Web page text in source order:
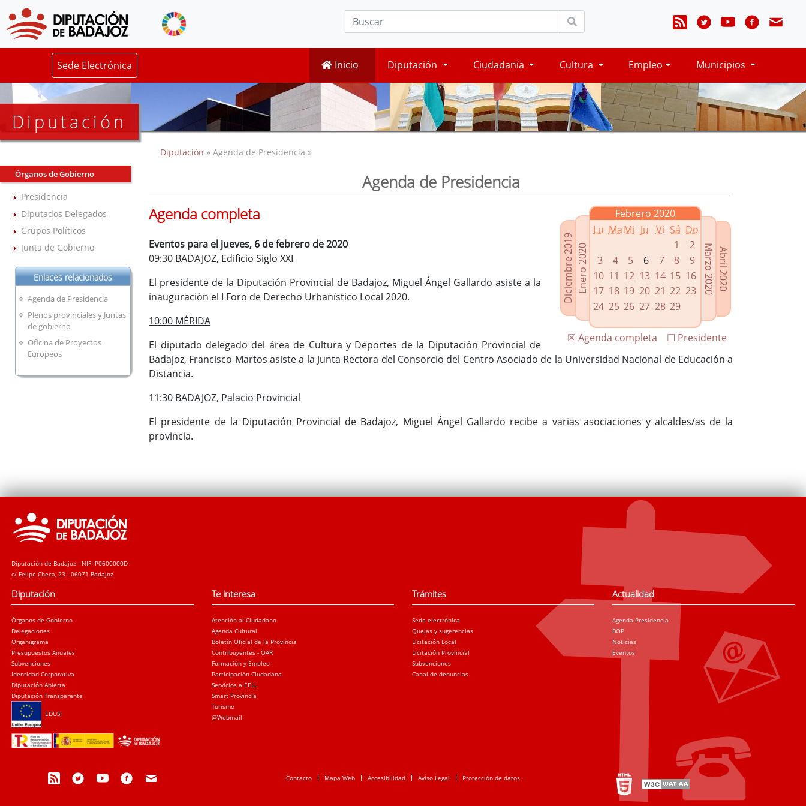
Sede Electrónica Inicio Diputación Ciudadanía Cultura Empleo Municipios
Diputación
Órganos de Gobierno
Presidencia
Diputados Delegados
Grupos Políticos
Junta de Gobierno
Enlaces relacionados
Agenda de Presidencia
Plenos provinciales y Juntas
de gobierno
Oficina de Proyectos
Europeos
Diputación » Agenda de Presidencia »
Agenda de Presidencia
Diciembre 2019Enero 2020
Febrero 2020
Lu MaMi Ju Vi Sá Do
1
2
3
4 5 6 7 8
9
10 11 12 13 14 15 16
17 18 19 20 21 22 23
24 25 26 27 28 29
Abril 2020
Marzo 2020
☐ Presidente
☒ Agenda completa
Agenda completa
Eventos para el jueves, 6 de febrero de 2020
09:30 BADAJOZ, Edificio Siglo XXI
El presidente de la Diputación Provincial de Badajoz, Miguel Ángel Gallardo asiste a la
inauguración el I Foro de Derecho Urbanístico Local 2020.
10:00 MÉRIDA
El diputado delegado del área de Cultura y Deportes de la Diputación Provincial de
Badajoz, Francisco Martos asiste a la Junta Rectora del Consorcio del Centro Asociado de la Universidad Nacional de Educación a
Distancia.
11:30 BADAJOZ, Palacio Provincial
El presidente de la Diputación Provincial de Badajoz, Miguel Ángel Gallardo recibe a varias asociaciones y alcaldes/as de la
provincia.
Diputación de Badajoz - NIF: P0600000D
c/ Felipe Checa, 23 - 06071 Badajoz
Diputación
Órganos de Gobierno
Delegaciones
Organigrama
Presupuestos Anuales
Subvenciones
Identidad Corporativa
Diputación Abierta
Diputación Transparente
EDUSI
Te interesa
Atención al Ciudadano
Agenda Cultural
Boletín Oficial de la Provincia
Contribuyentes - OAR
Formación y Empleo
Participación Ciudadana
Servicios a EELL
Smart Provincia
Turismo
@Webmail
Trámites
Sede electrónica
Quejas y sugerencias
Licitación Local
Licitación Provincial
Subvenciones
Canal de denuncias
Actualidad
Agenda Presidencia
BOP
Noticias
Eventos
Contacto Mapa Web Accesibilidad Aviso Legal Protección de datos